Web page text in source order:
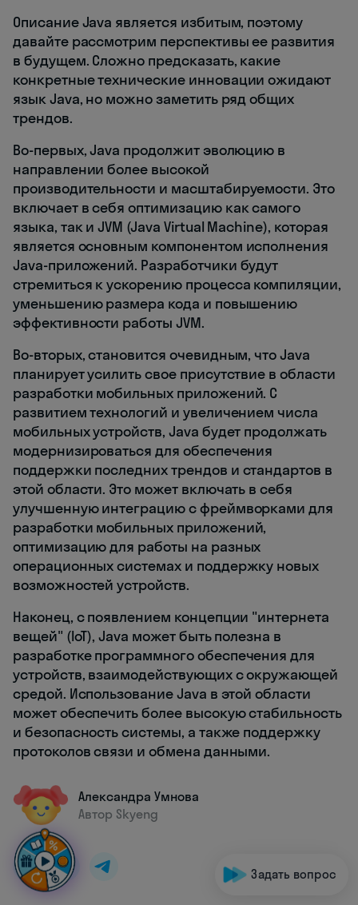
Описание Java является избитым, поэтому
давайте рассмотрим перспективы ее развития
в будущем. Сложно предсказать, какие
конкретные технические инновации ожидают
язык Java, но можно заметить ряд общих
трендов.
Во-первых, Java продолжит эволюцию в
направлении более высокой
производительности и масштабируемости. Это
включает в себя оптимизацию как самого
языка, так и JVM (Java Virtual Machine), которая
является основным компонентом исполнения
Java-приложений. Разработчики будут
стремиться к ускорению процесса компиляции,
уменьшению размера кода и повышению
эффективности работы JVM.
Во-вторых, становится очевидным, что Java
планирует усилить свое присутствие в области
разработки мобильных приложений. С
развитием технологий и увеличением числа
мобильных устройств, Java будет продолжать
модернизироваться для обеспечения
поддержки последних трендов и стандартов в
этой области. Это может включать в себя
улучшенную интеграцию с фреймворками для
разработки мобильных приложений,
оптимизацию для работы на разных
операционных системах и поддержку новых
возможностей устройств.
Наконец, с появлением концепции "интернета
вещей" (IoT), Java может быть полезна в
разработке программного обеспечения для
устройств, взаимодействующих с окружающей
средой. Использование Java в этой области
может обеспечить более высокую стабильность
и безопасность системы, а также поддержку
протоколов связи и обмена данными.
Александра Умнова
Автор Skyeng
Задать вопрос